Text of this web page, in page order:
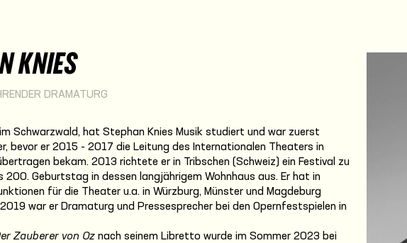
KNIES
DRAMATURG
Schwarzwald, hat Stephan Knies Musik studiert und war zuerst
bevor er 2015 - 2017 die Leitung des Internationalen Theaters in
bekam. 2013 richtete er in Tribschen (Schweiz) ein Festival zu
200. Geburtstag in dessen langjährigem Wohnhaus aus. Er hat in
für die Theater u.a. in Würzburg, Münster und Magdeburg
war er Dramaturg und Pressesprecher bei den Opernfestspielen in
Zauberer von Oz nach seinem Libretto wurde im Sommer 2023 bei